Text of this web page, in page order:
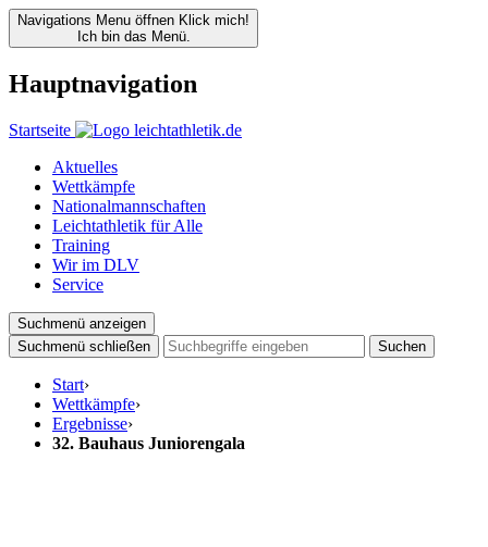
Navigations Menu öffnen Klick mich!
Ich bin das Menü.
Hauptnavigation
Startseite
Aktuelles
Wettkämpfe
Nationalmannschaften
Leichtathletik für Alle
Training
Wir im DLV
Service
Suchmenü anzeigen
Suchmenü schließen
Suchen
Start›
Wettkämpfe›
Ergebnisse›
32. Bauhaus Juniorengala